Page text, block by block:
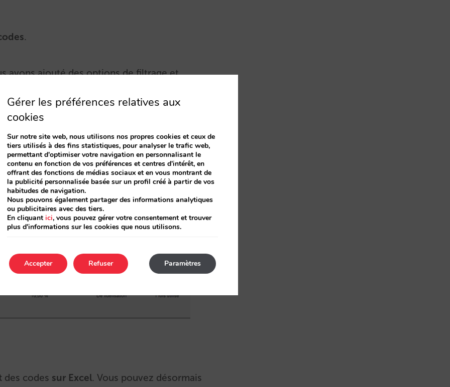
.
avons ajouté des options de filtrage et
des codes
non périmés
retour à la liste complète
vous pouvez rechercher par n’importe
ou d’entreprise, code d’une
des codes sur Excel. Vous pouvez désormais
Gérer les préférences relatives aux
cookies
Sur notre site web, nous utilisons nos propres cookies et ceux de
tiers utilisés à des fins statistiques, pour analyser le trafic web,
permettant d'optimiser votre navigation en personnalisant le
contenu en fonction de vos préférences et centres d'intérêt, en
offrant des fonctions de médias sociaux et en vous montrant de
la publicité personnalisée basée sur un profil créé à partir de vos
habitudes de navigation.
Nous pouvons également partager des informations analytiques
ou publicitaires avec des tiers.
En cliquant ici, vous pouvez gérer votre consentement et trouver
plus d'informations sur les cookies que nous utilisons.
Accepter Paramètres
Refuser